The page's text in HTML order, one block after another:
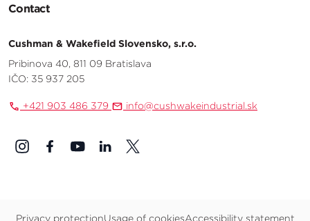
Contact
Cushman & Wakefield Slovensko, s.r.o.
Pribinova 40, 811 09 Bratislava
IČO: 35 937 205
+421 903 486 379 info@cushwakeindustrial.sk
Privacy protectionUsage of cookiesAccessibility statement